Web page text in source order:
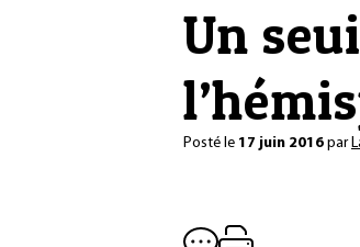
Un
Posté le 17 juin 2016 par